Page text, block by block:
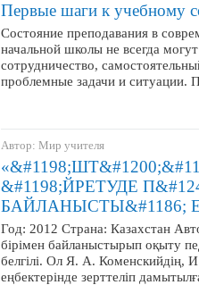
Первые шаги к учебному
Состояние преподавания в
начальной школы не всегда
сотрудничество,
проблемные задачи и ситуации.
Автор: Мир учителя
&#1198;ЙРЕТУДЕ
БАЙЛАНЫСТЫ&#1186;
Год: 2012 Страна: Казахстан
бірімен байланыстырып оқыту
белгілі. Ол Я. А. Коменскийдің,
еңбектерінде зерттеліп